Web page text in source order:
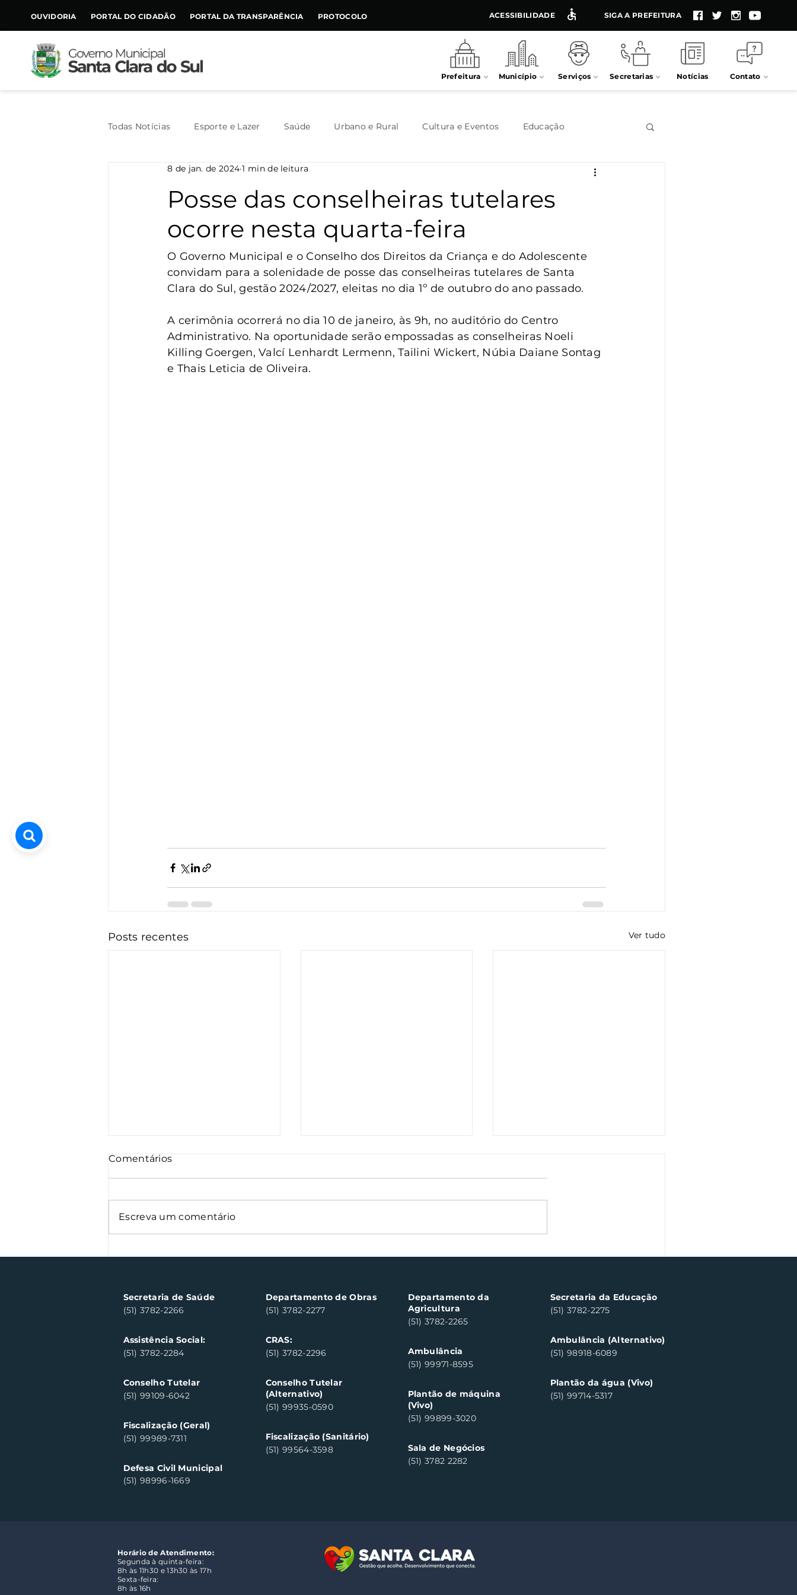
CONTEÚDO
OUVIDORIA PORTAL DO CIDADÃO PORTAL DA TRANSPARÊNCIA PROTOCOLO ACESSIBILIDADE SIGA A PREFEITURA
Prefeitura Município Serviços Secretarias Notícias Contato
Todas Notícias Esporte e Lazer Saúde Urbano e Rural Cultura e Eventos Educação
Assistência Social Geral Meio Ambiente
Habitação Legislativo
Vigilância Turismo Santa Clara do Sul Conselho Tutelar
Posse das conselheiras tutelares
ocorre nesta quarta-feira
8 de jan. de 2024 1 min de leitura
O Governo Municipal e o Conselho dos Direitos da Criança e do Adolescente
convidam para a solenidade de posse das conselheiras tutelares de Santa
Clara do Sul, gestão 2024/2027, eleitas no dia 1º de outubro do ano passado.
A cerimônia ocorrerá no dia 10 de janeiro, às 9h, no auditório do Centro
Administrativo. Na oportunidade serão empossadas as conselheiras Noeli
Killing Goergen, Valcí Lenhardt Lermenn, Tailini Wickert, Núbia Daiane Sontag
e Thais Leticia de Oliveira.
Posts recentes Ver tudo
Clara do Sul
Comentários
Escreva um comentário
Secretaria de Saúde
(51) 3782-2266
Assistência Social:
(51) 3782-2284
Conselho Tutelar
(51) 99109-6042
Fiscalização (Geral)
(51) 99989-7311
Defesa Civil Municipal
(51) 98996-1669
Departamento de Obras
(51) 3782-2277
CRAS:
(51) 3782-2296
Conselho Tutelar
(Alternativo)
(51) 99935-0590
Fiscalização (Sanitário)
(51) 99564-3598
Departamento da
Agricultura
(51) 3782-2265
Ambulância
(51) 99971-8595
Plantão de máquina
(Vivo)
(51) 99899-3020
Sala de Negócios
(51) 3782 2282
Secretaria da Educação
(51) 3782-2275
Ambulância (Alternativo)
(51) 98918-6089
Plantão da água (Vivo)
(51) 99714-5317
Horário de Atendimento:
Segunda à quinta-feira:
8h às 11h30 e 13h30 às 17h
Sexta-feira:
8h às 16h